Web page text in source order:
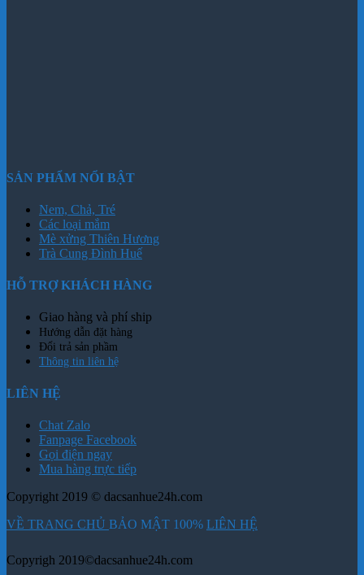
SẢN PHẨM NỔI BẬT
Nem, Chả, Tré
Các loại mắm
Mè xửng Thiên Hương
Trà Cung Đình Huế
HỖ TRỢ KHÁCH HÀNG
Giao hàng và phí ship
Hướng dẫn đặt hàng
Đổi trả sản phầm
Thông tin liên hệ
LIÊN HỆ
Chat Zalo
Fanpage Facebook
Gọi điện ngay
Mua hàng trực tiếp
Copyright 2019 © dacsanhue24h.com
VỀ TRANG CHỦ BẢO MẬT 100% LIÊN HỆ
Copyrigh 2019©dacsanhue24h.com